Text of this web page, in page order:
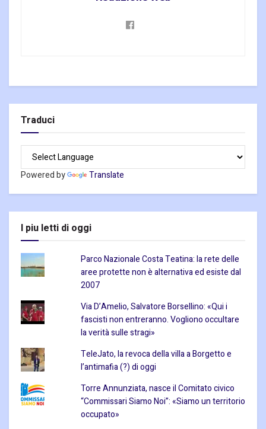
Traduci
Powered by Translate
I piu letti di oggi
Parco Nazionale Costa Teatina: la rete delle
aree protette non è alternativa ed esiste dal
2007
Via D’Amelio, Salvatore Borsellino: «Qui i
fascisti non entreranno. Vogliono occultare
la verità sulle stragi»
TeleJato, la revoca della villa a Borgetto e
l’antimafia (?) di oggi
Torre Annunziata, nasce il Comitato civico
“Commissari Siamo Noi”: «Siamo un territorio
occupato»